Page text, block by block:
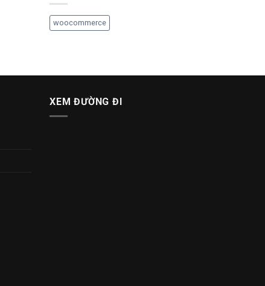
woocommerce
XEM ĐƯỜNG ĐI